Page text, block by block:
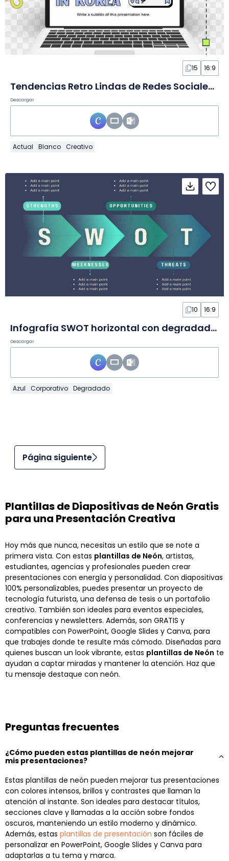
15 16:9
Tendencias Retro Lindas de Redes Sociales en Corea en Diapositivas
Descargar
Actual Blanco Creativo
10 16:9
Infografía SWOT horizontal con degradado en Infografía
Descargar
Azul Corporativo Degradado
Página siguiente
Plantillas de Diapositivas de Neón Gratis
para una Presentación Creativa
Hoy más que nunca, necesitas un estilo que se note a
primera vista. Con estas plantillas de Neón, artistas,
estudiantes, agencias y profesionales pueden crear
presentaciones con energía y personalidad. Con diapositivas
100% personalizables, puedes presentar un proyecto de
tecnología futurista, una defensa de tesis o un portafolio
creativo. También son ideales para eventos especiales,
conferencias y newsletters. Además, son GRATIS y
compatibles con PowerPoint, Google Slides y Canva, para
que trabajes donde te resulte más cómodo. Diseñadas para
quienes buscan un look vibrante, estas plantillas de Neón te
ayudan a captar miradas y mantener la atención. Haz que
tu mensaje destaque con neón.
Preguntas frecuentes
¿Cómo pueden estas plantillas de neón mejorar
mis presentaciones?
Estas plantillas de neón pueden mejorar tus presentaciones
con colores intensos, brillos y contrastes que llaman la
atención al instante. Son ideales para destacar títulos,
secciones clave y llamadas a la acción sobre fondos
oscuros, manteniendo un estilo moderno y dinámico.
Además, estas plantillas de presentación son fáciles de
personalizar en PowerPoint, Google Slides y Canva para
adaptarlas a tu tema y marca.